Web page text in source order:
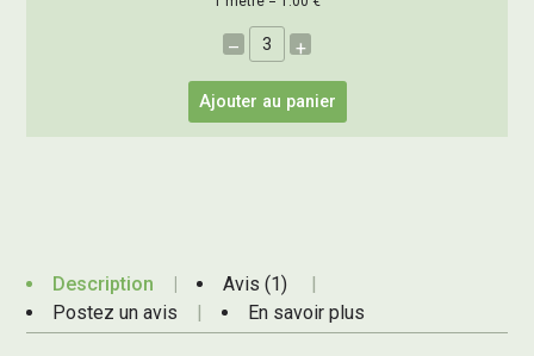
– +
Ajouter au panier
Description
Avis (1)
Postez un avis
En savoir plus